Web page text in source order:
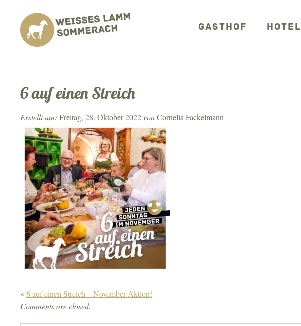
GASTHOF HOTEL
6 auf einen Streich
Erstellt am: Freitag, 28. Oktober 2022vonCornelia Fackelmann
«6 auf einen Streich – November-Aktion!
Comments are closed.